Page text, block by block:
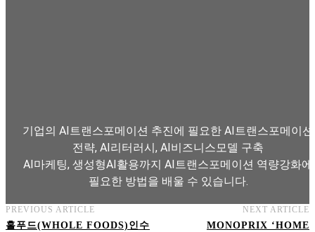
기업의 AI트랜스포메이션 추진에 필요한 AI트랜스포메이션
전략, AI리터러시, AI비즈니스모델 구축
AI마케팅, 생성형AI활용까지 AI트랜스포메이션 역량강화에
필요한 방법을 배울 수 있습니다.
AI트랜스포메이션 아카데미 교육과정 보기
PREVIOUS ARTICLE
홀푸드(WHOLE FOODS)인수
NEXT ARTICLE
MONOPRIX ‘HOME